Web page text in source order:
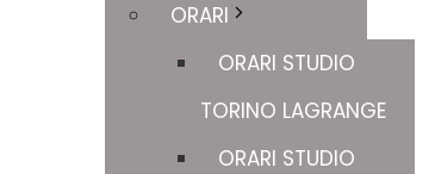
ORARI
ORARI STUDIO
TORINO LAGRANGE
ORARI STUDIO